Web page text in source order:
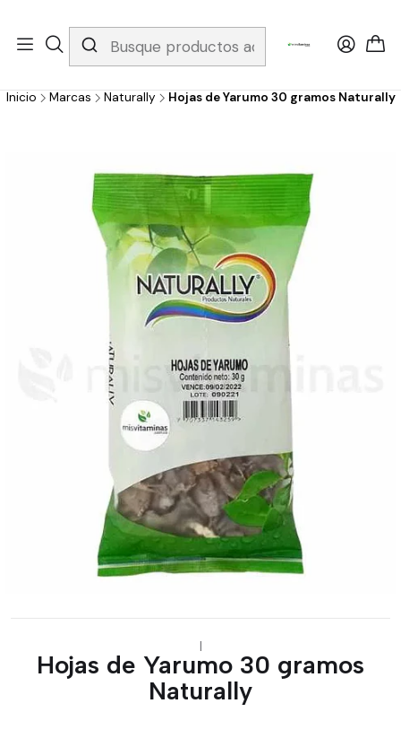
Whatsapp 3229079958/ Fijo 6019251796 / Envios a todo el país y
gratis apartir de 199.000!
Inicio Marcas Naturally Hojas de Yarumo 30 gramos Naturally
|
Hojas de Yarumo 30 gramos
Naturally